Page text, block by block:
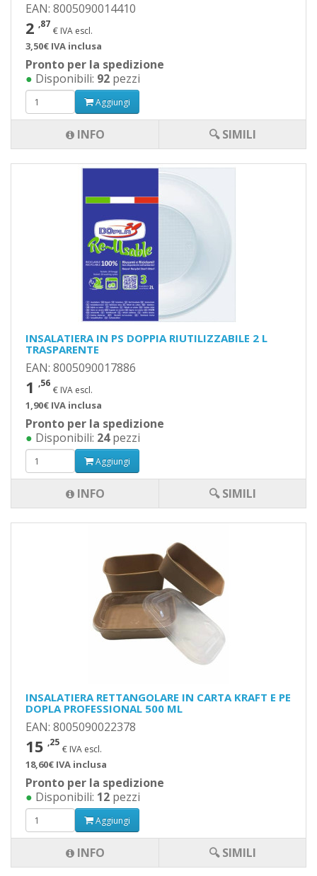
EAN: 8005090014410
2 ,87
€ IVA escl.
3,50€ IVA inclusa
Pronto per la spedizione
● Disponibili: 92 pezzi
Aggiungi
INFO 🔍 SIMILI
INSALATIERA IN PS DOPPIA RIUTILIZZABILE 2 L
TRASPARENTE
EAN: 8005090017886
1 ,56
€ IVA escl.
1,90€ IVA inclusa
Pronto per la spedizione
● Disponibili: 24pezzi
Aggiungi
INFO 🔍 SIMILI
INSALATIERA RETTANGOLARE IN CARTA KRAFT E PE
DOPLA PROFESSIONAL 500 ML
EAN: 8005090022378
15 ,25
€ IVA escl.
18,60€ IVA inclusa
Pronto per la spedizione
● Disponibili: 12 pezzi
Aggiungi
INFO 🔍 SIMILI